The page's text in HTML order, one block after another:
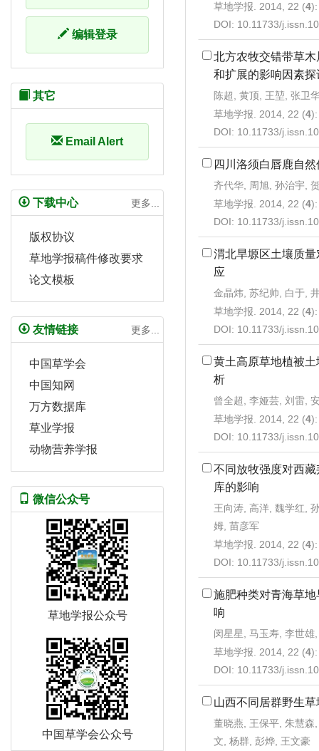
草地学报. 2014, 22 (4
DOI: 10.11733/
北方农牧交错带草
和扩展的影响因素探
陈超, 黄顶, 王堃, 张卫
草地学报. 2014, 22 (4
DOI: 10.11733/
四川洛须白唇鹿自
齐代华, 周旭, 孙治宇,
草地学报. 2014, 22 (4
DOI: 10.11733/
渭北旱塬区土壤质
应
金晶炜, 苏纪帅, 白于,
草地学报. 2014, 22 (4
DOI: 10.11733/
黄土高原草地植被
析
曾全超, 李娅芸, 刘雷,
草地学报. 2014, 22 (4
DOI: 10.11733/
不同放牧强度对西
库的影响
王向涛, 高洋, 魏学红,
姆, 苗彦军
草地学报. 2014, 22 (4
DOI: 10.11733/
施肥种类对青海草
响
闵星星, 马玉寿, 李世雄
草地学报. 2014, 22 (4
DOI: 10.11733/
山西不同居群野生
董晓燕, 王保平, 朱慧森
文, 杨群, 彭烨, 王文豪
编辑登录
其它
Email Alert
下载中心 更多...
版权协议
草地学报稿件修改要求
论文模板
友情链接 更多...
中国草学会
中国知网
万方数据库
草业学报
动物营养学报
微信公众号
草地学报公众号
中国草学会公众号